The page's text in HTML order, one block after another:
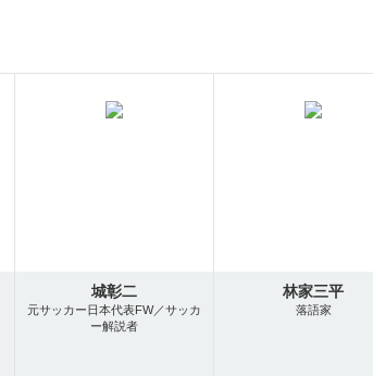
城彰二
元サッカー日本代表FW／サッカ
ー解説者
林家三平
落語家